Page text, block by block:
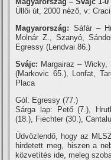
Üllői út, 2000 néző, v:
Magyarország: Sáfár –
Molnár Z., Szanyó,
Egressy (Lendvai 86.)
Svájc: Margairaz –
(Markovic 65.), Lonfat,
Placa
Gól: Egressy (77.)
Sárga lap: Pető (7.),
(18.), Fiechter (30.),
Üdvözlendő, hogy az
hirdetett meg, hiszen a
közvetí­tés ide, meleg